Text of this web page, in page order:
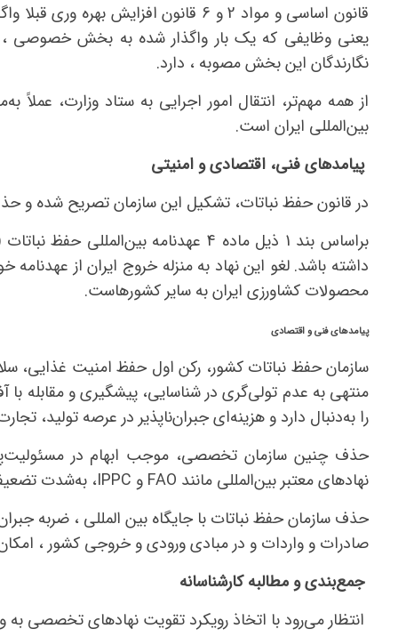
قانون اساسی و مواد 2 و 6 قانون
یعنی وظایفی که یک بار واگذار شده به بخش خصوصی
نگارندگان این بخش مصوبه ، دارد.
از همه مهم‌تر، انتقال امور اجرایی به ستاد وزارت،
بین‌المللی ایران است.
پیامدهای فنی، اقتصادی و امنیتی
در قانون حفظ نباتات، تشکیل این سازمان تصریح شده و
داشته باشد. لغو این نهاد به منزله خروج ایران از
محصولات کشاورزی ایران به سایر کشورهاست.
پیامدهای فنی و اقتصادی
سازمان حفظ نباتات کشور، رکن اول حفظ امنیت غذایی،
منتهی به عدم تولی‌گری در شناسایی، پیشگیری و مقابله
را به‌دنبال دارد و هزینه‌ای جبران‌ناپذیر در عرصه تولید،
حذف چنین سازمان تخصصی، موجب ابهام در
نهادهای معتبر بین‌المللی مانند FAO و IPPC، به‌شدت تضعیف خواهد شد.
حذف سازمان حفظ نباتات با جایگاه بین المللی ، ضربه
صادرات و واردات و در مبادی ورودی و خروجی کشور ،
جمع‌بندی و مطالبه کارشناسانه
انتظار می‌رود با اتخاذ رویکرد تقویت نهادهای تخصصی